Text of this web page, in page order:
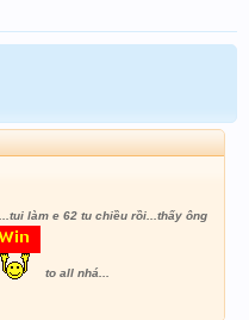
làm e 62 tu chiều rồi...thấy ông
to all nhá...